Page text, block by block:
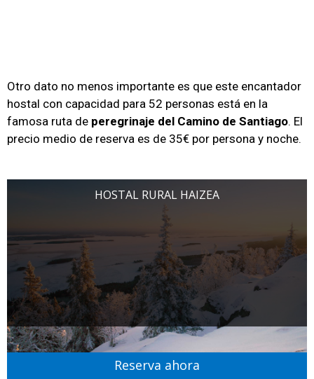
Otro dato no menos importante es que este encantador
hostal con capacidad para 52 personas está en la
famosa ruta de peregrinaje del Camino de Santiago. El
precio medio de reserva es de 35€ por persona y noche.
HOSTAL RURAL HAIZEA
Reserva ahora